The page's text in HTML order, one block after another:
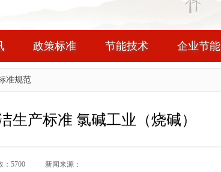
政策标准 节能技术 企业节能
准规范
生产标准 氯碱工业（烧碱）
：5700 新闻来源：